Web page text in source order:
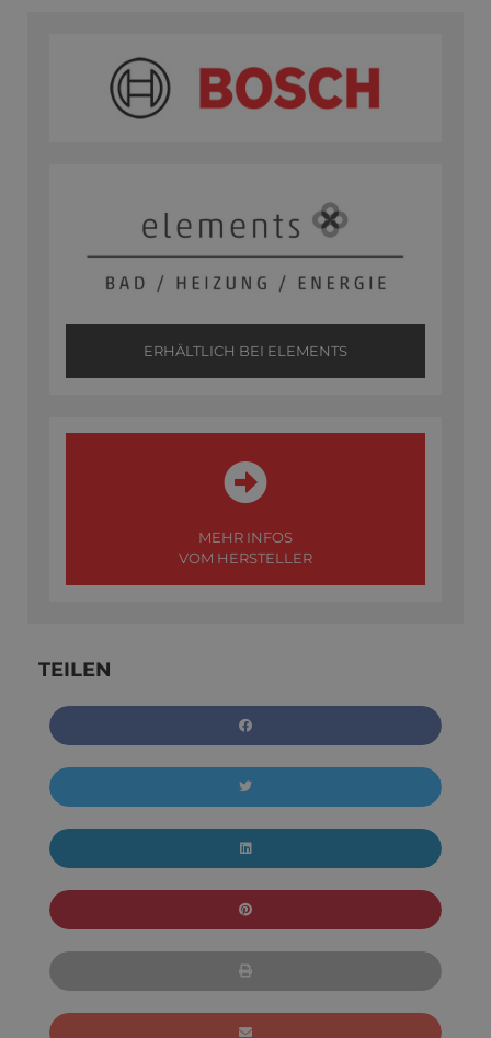
ERHÄLTLICH BEI ELEMENTS
MEHR INFOS
VOM HERSTELLER
TEILEN